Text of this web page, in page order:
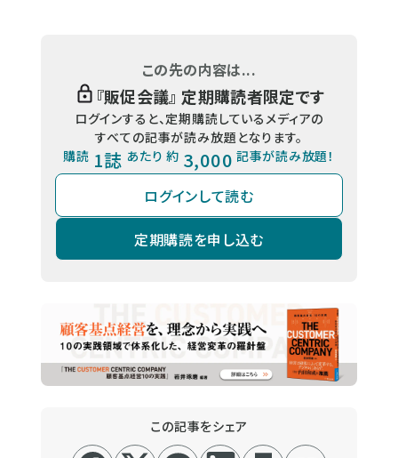
この先の内容は...
『販促会議』 定期購読者限定です
ログインすると、定期購読しているメディアの
すべての記事が読み放題となります。
購読 1誌 あたり 約 3,000 記事が読み放題！
ログインして読む
定期購読を申し込む
この記事をシェア